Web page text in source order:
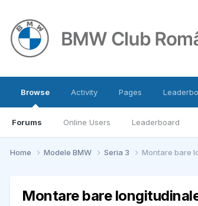
Browse
Forums Online Users Leaderboard
Activity Pages
Home Modele BMW Seria 3 Montare bare
Montare bare